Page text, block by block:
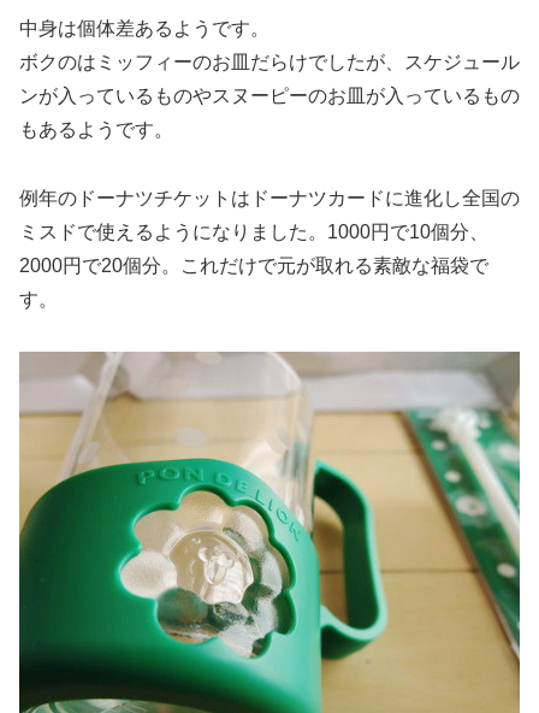
中身は個体差あるようです。
ボクのはミッフィーのお皿だらけでしたが、スケジュール
ンが入っているものやスヌーピーのお皿が入っているもの
もあるようです。
例年のドーナツチケットはドーナツカードに進化し全国の
ミスドで使えるようになりました。1000円で10個分、
2000円で20個分。これだけで元が取れる素敵な福袋で
す。